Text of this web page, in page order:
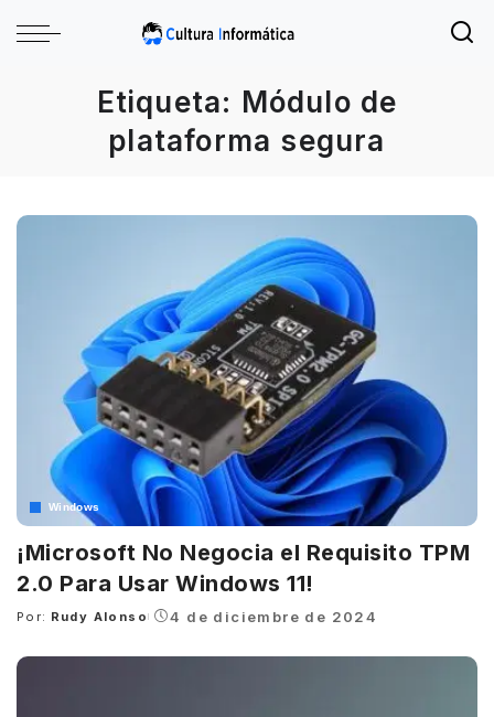
Etiqueta: Módulo de
plataforma segura
Windows
¡Microsoft No Negocia el Requisito TPM
2.0 Para Usar Windows 11!
Posted
Por: Rudy Alonso 4 de diciembre de 2024